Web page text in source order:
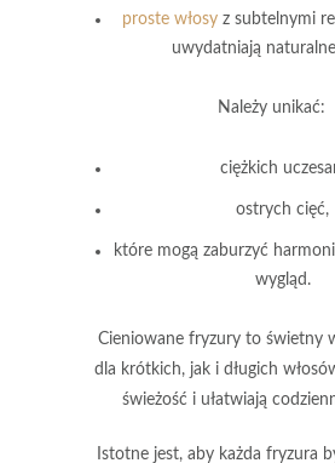
proste włosy z subtelnymi
uwydatniają
Należy unikać:
ciężkich
ostrych cięć,
które mogą zaburzyć
wygląd.
Cieniowane fryzury to świetny
dla krótkich, jak i długich
świeżość i ułatwiają
Istotne jest, aby każda fryzura